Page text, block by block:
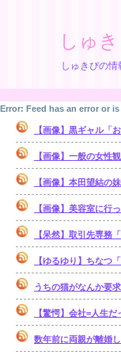
しゅ
しゅきぴの
Error: Feed has an error or
【画像】黒ギャル「
【画像】一般の女性
【画像】本田望結の
【画像】美容室に行
【呆然】取引先専務「Aを20個注
【ゆるゆり】ちな
うちの猫がなんか要求
【驚愕】会社=人生
数年前に両親が離婚して、妹